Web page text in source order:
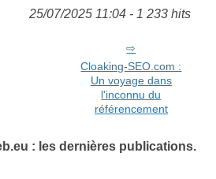
25/07/2025 11:04 - 1 233 hits
Cloaking-SEO.com :
Un voyage dans
l'inconnu du
référencement
: les dernières publications.